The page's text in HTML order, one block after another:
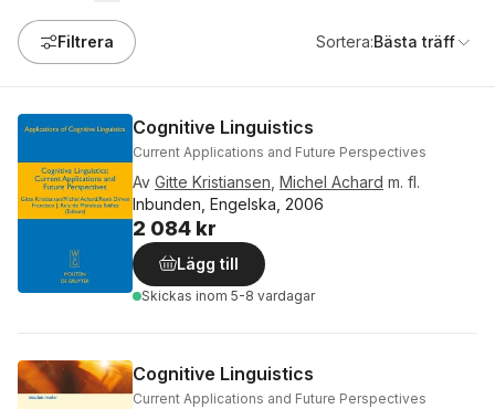
Filtrera Sortera:Bästa träff
Cognitive Linguistics
Current Applications and Future Perspectives
Av Gitte Kristiansen Michel Achard m. fl.
Inbunden, Engelska, 2006
2 084 kr
Lägg till
Skickas inom 5-8 vardagar
Cognitive Linguistics
Current Applications and Future Perspectives